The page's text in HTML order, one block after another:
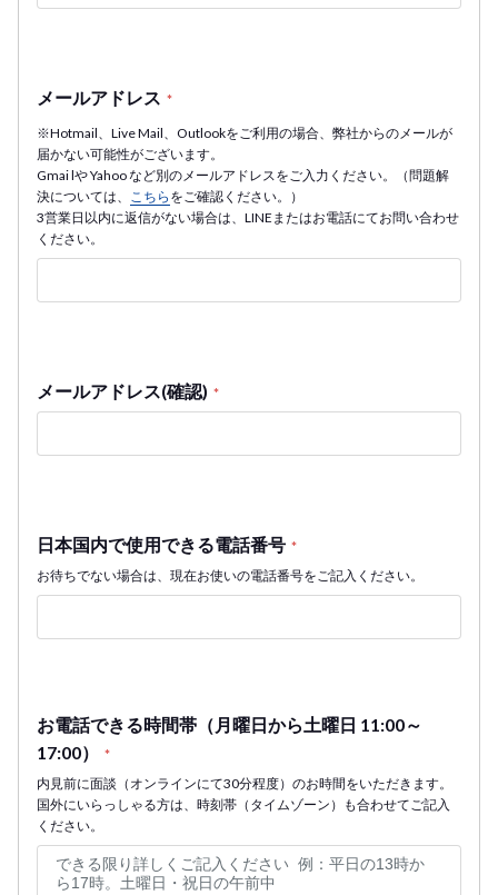
メールアドレス *
※Hotmail、Live Mail、Outlookをご利用の場合、弊社からのメールが
届かない可能性がございます。
Gmai lや Yahoo など別のメールアドレスをご入力ください。（問題解
決については、
こちら をご確認ください。）
3営業日以内に返信がない場合は、LINEまたはお電話にてお問い合わせ
ください。
メールアドレス(確認) *
日本国内で使用できる電話番号 *
お待ちでない場合は、現在お使いの電話番号をご記入ください。
お電話できる時間帯（月曜日から土曜日 11:00～
17:00）
*
内見前に面談（オンラインにて30分程度）のお時間をいただきます。
国外にいらっしゃる方は、時刻帯（タイムゾーン）も合わせてご記入
ください。